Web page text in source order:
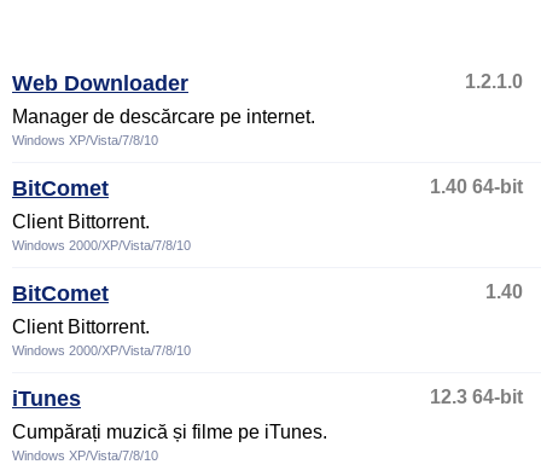
Web Downloader
1.2.1.0
Manager de descărcare pe internet.
Windows XP/Vista/7/8/10
BitComet
1.40 64-bit
Client Bittorrent.
Windows 2000/XP/Vista/7/8/10
BitComet
1.40
Client Bittorrent.
Windows 2000/XP/Vista/7/8/10
iTunes
12.3 64-bit
Cumpărați muzică și filme pe iTunes.
Windows XP/Vista/7/8/10